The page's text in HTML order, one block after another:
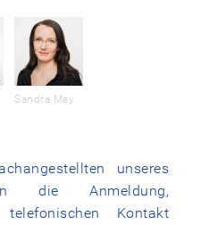
Sandra May
unseres
die Anmeldung,
Kontakt